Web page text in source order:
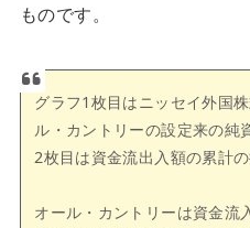
ものです。
グラフ1枚目はニッセイ外国
ル・カントリーの設定来の純
2枚目は資金流出入額の累計の
オール・カントリーは資金流